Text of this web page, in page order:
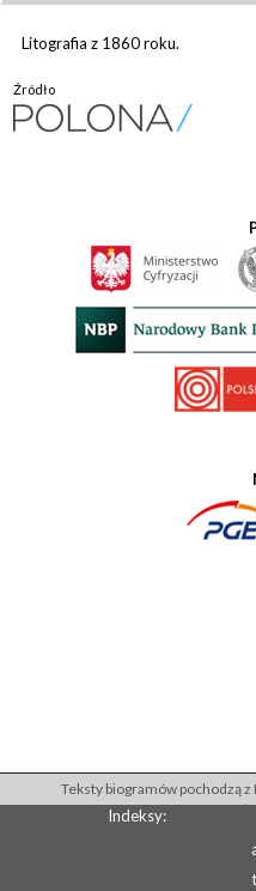
Litografia z 1860 roku.
Źródło
Teksty biogramów pochodzą
Indeksy: